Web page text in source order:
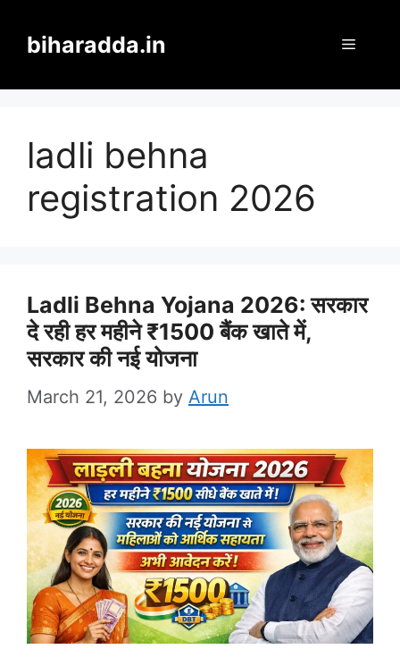
biharadda.in Menu
ladli behna
registration 2026
Ladli Behna Yojana 2026: सरकार
दे रही हर महीने ₹1500 बैंक खाते में,
सरकार की नई योजना
March 21, 2026 by Arun